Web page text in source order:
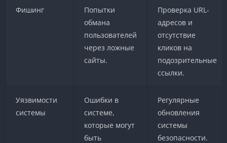
Фишинг
Попытки
обмана
пользователей
через ложные
сайты.
Проверка URL-
адресов и
отсутствие
кликов на
подозрительные
ссылки.
Уязвимости
системы
Ошибки в
системе,
которые могут
быть
Регулярные
обновления
системы
безопасности.